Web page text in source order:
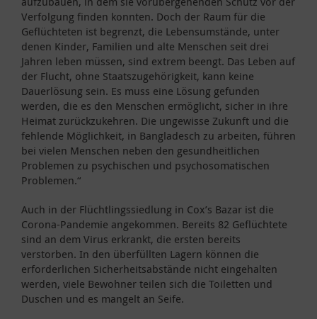
Verfolgung finden konnten. Doch der Raum für die
Geflüchteten ist begrenzt, die Lebensumstände, unter
denen Kinder, Familien und alte Menschen seit drei
Jahren leben müssen, sind extrem beengt. Das Leben auf
der Flucht, ohne Staatszugehörigkeit, kann keine
Dauerlösung sein. Es muss eine Lösung gefunden
werden, die es den Menschen ermöglicht, sicher in ihre
Heimat zurückzukehren. Die ungewisse Zukunft und die
fehlende Möglichkeit, in Bangladesch zu arbeiten, führen
bei vielen Menschen neben den gesundheitlichen
Problemen zu psychischen und psychosomatischen
Problemen.“
Auch in der Flüchtlingssiedlung in Cox’s Bazar ist die
Corona-Pandemie angekommen. Bereits 82 Geflüchtete
sind an dem Virus erkrankt, die ersten bereits
verstorben. In den überfüllten Lagern können die
erforderlichen Sicherheitsabstände nicht eingehalten
werden, viele Bewohner teilen sich die Toiletten und
Duschen und es mangelt an Seife.